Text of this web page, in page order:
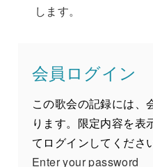
します。
会員ログイン
この歌会の記録には、
ります。限定内容を表
てログインしてください
Enter your password